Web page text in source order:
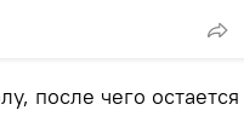
после чего остается